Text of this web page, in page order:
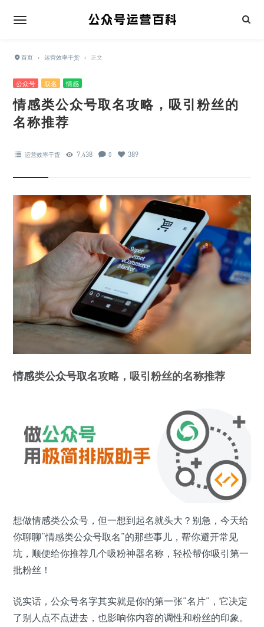
首页 › 运营效率干货 › 正文
公众号 取名 情感
情感类公众号取名攻略，吸引粉丝的
名称推荐
运营效率干货 7,438 0 389
情感类公众号取名攻略，吸引粉丝的名称推荐
想做情感类公众号，但一想到起名就头大？别急，今天给
你聊聊“情感类公众号取名”的那些事儿，帮你避开常见
坑，顺便给你推荐几个吸粉神器名称，轻松帮你吸引第一
批粉丝！
说实话，公众号名字其实就是你的第一张“名片”，它决定
了别人点不点进去，也影响你内容的调性和粉丝的印象。